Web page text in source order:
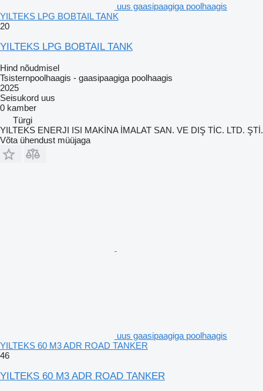
uus gaasipaagiga poolhaagis
YILTEKS LPG BOBTAIL TANK
20
YILTEKS LPG BOBTAIL TANK
Hind nõudmisel
Tsisternpoolhaagis - gaasipaagiga poolhaagis
2025
Seisukord uus
0 kamber
Türgi
YILTEKS ENERJI ISI MAKİNA İMALAT SAN. VE DIŞ TİC. LTD. ŞTİ.
Võta ühendust müüjaga
uus gaasipaagiga poolhaagis
YILTEKS 60 M3 ADR ROAD TANKER
46
YILTEKS 60 M3 ADR ROAD TANKER